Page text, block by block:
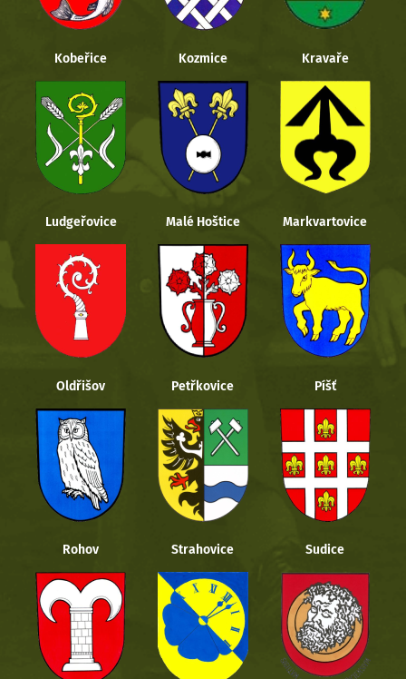
Kobeřice Kozmice Kravaře
Ludgeřovice Malé Hoštice Markvartovice
Oldřišov Petřkovice Píšť
Rohov Strahovice Sudice